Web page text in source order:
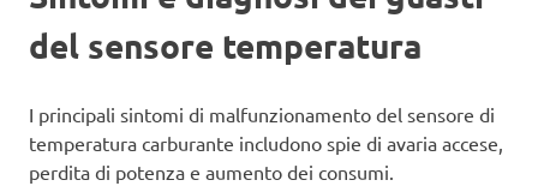
del sensore temperatura
I principali sintomi di malfunzionamento del sensore di
temperatura carburante includono spie di avaria accese,
perdita di potenza e aumento dei consumi.